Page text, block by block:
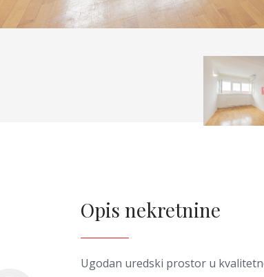
Opis nekretnine
Ugodan uredski prostor u